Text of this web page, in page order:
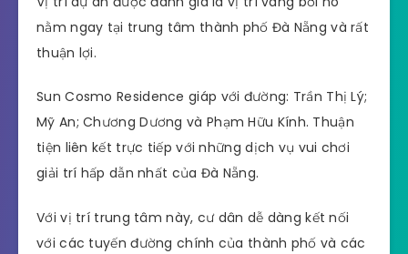
nằm ngay tại trung tâm thành phố Đà Nẵng và rất
thuận lợi.
Sun Cosmo Residence giáp với đường: Trần Thị Lý;
Mỹ An; Chương Dương và Phạm Hữu Kính. Thuận
tiện liên kết trực tiếp với những dịch vụ vui chơi
giải trí hấp dẫn nhất của Đà Nẵng.
Với vị trí trung tâm này, cư dân dễ dàng kết nối
với các tuyến đường chính của thành phố và các